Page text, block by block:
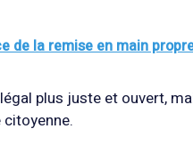
de la remise en main
plus juste et ouvert,